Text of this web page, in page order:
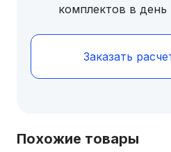
комплектов в день
Заказать
Похожие товары